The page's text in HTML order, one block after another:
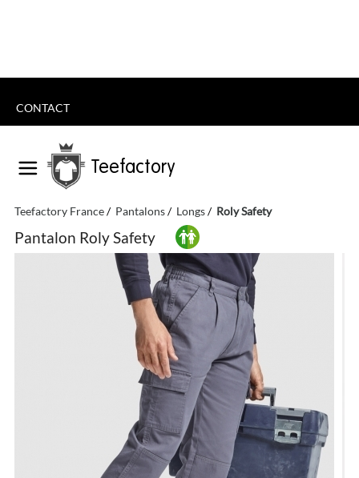
CONTACT
Teefactory
Teefactory France Pantalons Longs Roly Safety
Pantalon Roly Safety